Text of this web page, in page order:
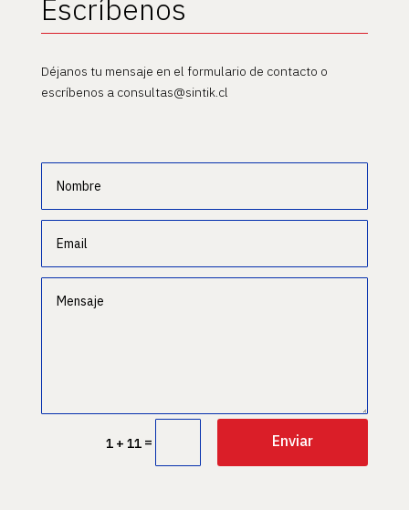
Escríbenos
Déjanos tu mensaje en el formulario de contacto o
escríbenos a consultas@sintik.cl
1 + 11 = Enviar